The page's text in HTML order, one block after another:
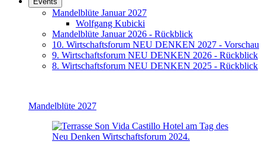
Mandelblüte Januar 2027
Wolfgang Kubicki
Mandelblüte Januar 2026 - Rückblick
10. Wirtschaftsforum NEU DENKEN 2027 - Vorschau
9. Wirtschaftsforum NEU DENKEN 2026 - Rückblick
8. Wirtschaftsforum NEU DENKEN 2025 - Rückblick
Mandelblüte 2027